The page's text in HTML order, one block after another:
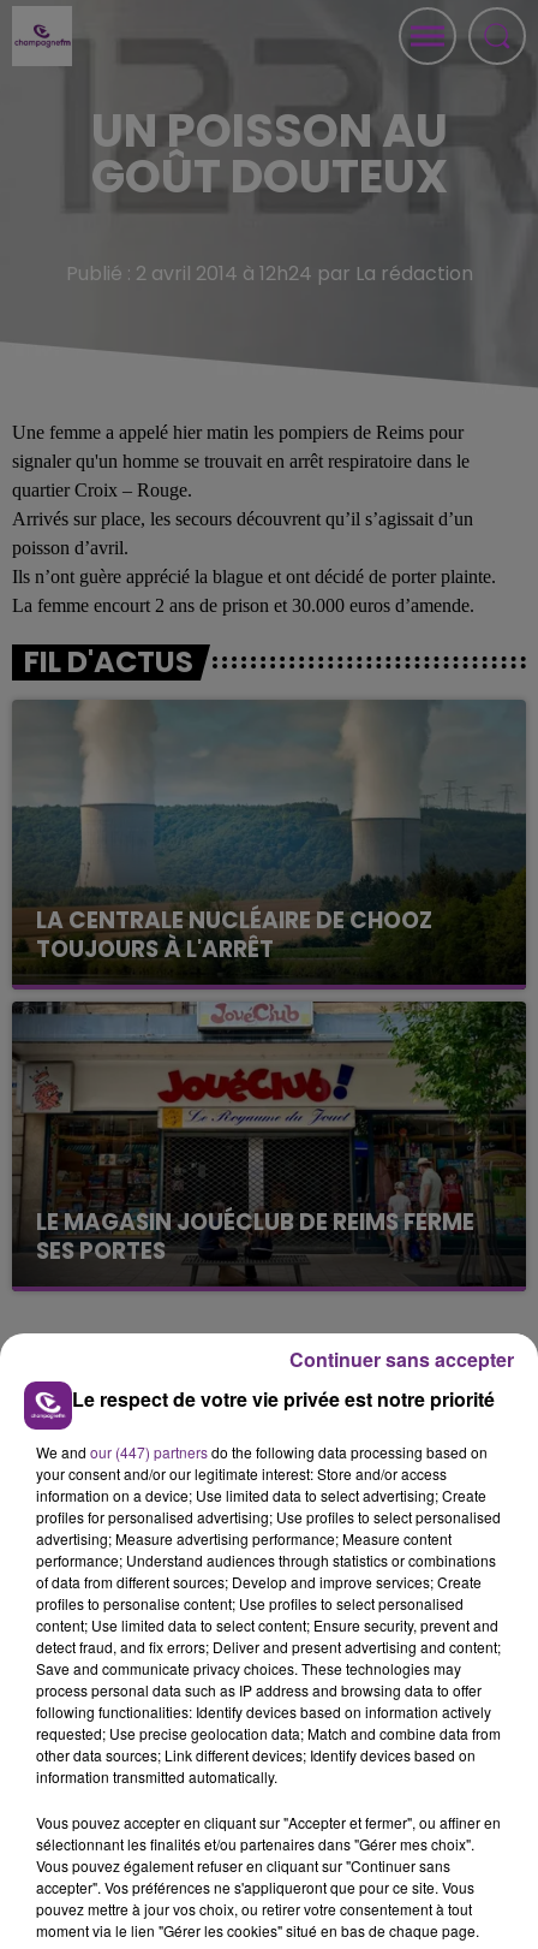
UN POISSON AU
GOÛT DOUTEUX
Publié : 2 avril 2014 à 12h24 par La rédaction
Une femme a appelé hier matin les pompiers de Reims pour
signaler qu'un homme se trouvait en arrêt respiratoire dans le
quartier Croix – Rouge.
Arrivés sur place, les secours découvrent qu’il s’agissait d’un
poisson d’avril.
Ils n’ont guère apprécié la blague et ont décidé de porter plainte.
La femme encourt 2 ans de prison et 30.000 euros d’amende.
FIL D'ACTUS
LA CENTRALE NUCLÉAIRE DE CHOOZ
TOUJOURS À L'ARRÊT
Cela fait déjà une semaine que la centrale
nucléaire ardennaise est à l'arrêt. Une situation
justifiée par la sécheresse intense qui est toujours
présente.
LE MAGASIN JOUÉCLUB DE REIMS FERME
SES PORTES
C'était l'une des institutions du centre-ville
fermer ses portes.
8h30
8h30
THE WEEKND
Blinding Lights
TEDDYBEAR
Chaussures Roses
8h24
8h24 8h21
8h21
Le respect de votre vie privée est notre priorité
We and our (447) partnersdo the following data processing based on
your consent and/or our legitimate interest: Store and/or access
information on a device; Use limited data to select advertising; Create
profiles for personalised advertising; Use profiles to select personalised
advertising; Measure advertising performance; Measure content
performance; Understand audiences through statistics or combinations
of data from different sources; Develop and improve services; Create
profiles to personalise content; Use profiles to select personalised
content; Use limited data to select content; Ensure security, prevent and
detect fraud, and fix errors; Deliver and present advertising and content;
Save and communicate privacy choices. These technologies may
process personal data such as IP address and browsing data to offer
following functionalities: Identify devices based on information actively
requested; Use precise geolocation data; Match and combine data from
other data sources; Link different devices; Identify devices based on
information transmitted automatically.
Vous pouvez accepter en cliquant sur "Accepter et fermer", ou affiner en
sélectionnant les finalités et/ou partenaires dans "Gérer mes choix".
Vous pouvez également refuser en cliquant sur "Continuer sans
accepter". Vos préférences ne s'appliqueront que pour ce site. Vous
pouvez mettre à jour vos choix, ou retirer votre consentement à tout
moment via le lien "Gérer les cookies" situé en bas de chaque page.
Continuer sans accepter